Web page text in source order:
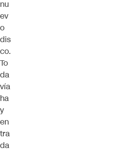
nu
ev
o
dis
co.
To
da
vía
ha
y
en
tra
da